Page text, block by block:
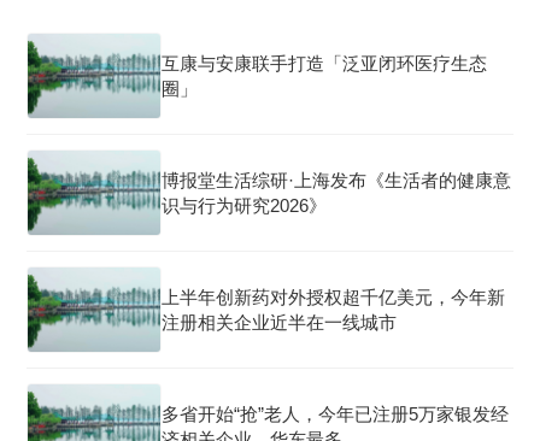
互康与安康联手打造「泛亚闭环医疗生态
圈」
博报堂生活综研·上海发布《生活者的健康意
识与行为研究2026》
上半年创新药对外授权超千亿美元，今年新
注册相关企业近半在一线城市
多省开始“抢”老人，今年已注册5万家银发经